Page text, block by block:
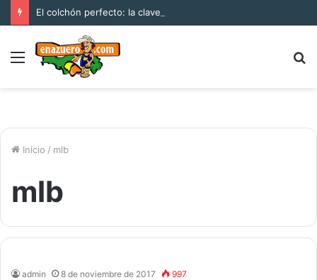
El colchón perfecto: la clave para un descanso reparador
Menú
Inicio / mlb
mlb
admin 8 de noviembre de 2017 997